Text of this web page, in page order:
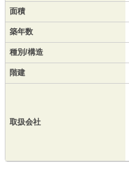
面積
築年数
種別/構造
階建
取扱会社